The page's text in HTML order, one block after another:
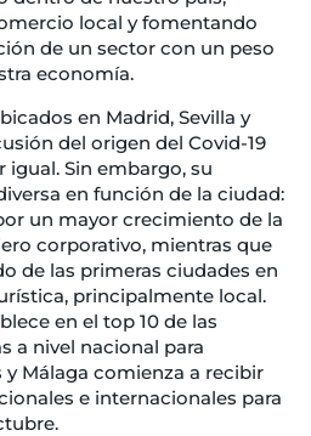
local y fomentando
de un sector con un peso
economía.
en Madrid, Sevilla y
del origen del Covid-19
igual. Sin embargo, su
en función de la ciudad:
un mayor crecimiento de la
corporativo, mientras que
de las primeras ciudades en
principalmente local.
en el top 10 de las
a nivel nacional para
Málaga comienza a recibir
e internacionales para